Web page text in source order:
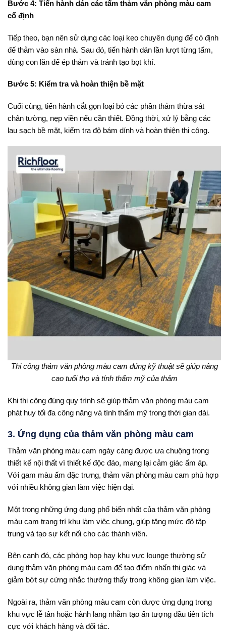
Bước 4: Tiến hành dán các tấm thảm văn phòng màu cam
cố định
Tiếp theo, bạn nên sử dụng các loại keo chuyên dụng để có định
đế thảm vào sàn nhà. Sau đó, tiến hành dán lần lượt từng tấm,
dùng con lăn để ép thảm và tránh tạo bọt khí.
Bước 5: Kiểm tra và hoàn thiện bề mặt
Cuối cùng, tiến hành cắt gọn loại bỏ các phần thảm thừa sát
chân tường, nẹp viền nếu cần thiết. Đồng thời, xử lý bằng các
lau sạch bề mặt, kiểm tra độ bám dính và hoàn thiện thi công.
Thi công thảm văn phòng màu cam đúng kỹ thuật sẽ giúp nâng
cao tuổi thọ và tính thẩm mỹ của thảm
Khi thi công đúng quy trình sẽ giúp thảm văn phòng màu cam
phát huy tối đa công năng và tính thẩm mỹ trong thời gian dài.
3. Ứng dụng của thảm văn phòng màu cam
Thảm văn phòng màu cam ngày càng được ưa chuộng trong
thiết kế nội thất vì thiết kế độc đáo, mang lại cảm giác ấm áp.
Với gam màu ấm đặc trưng, thảm văn phòng màu cam phù hợp
với nhiều không gian làm việc hiện đại.
Một trong những ứng dụng phổ biến nhất của thảm văn phòng
màu cam trang trí khu làm việc chung, giúp tăng mức độ tập
trung và tạo sự kết nối cho các thành viên.
Bên cạnh đó, các phòng họp hay khu vực lounge thường sử
dụng thảm văn phòng màu cam để tạo điểm nhấn thị giác và
giảm bớt sự cứng nhắc thường thấy trong không gian làm việc.
Ngoài ra, thảm văn phòng màu cam còn được ứng dụng trong
khu vực lễ tân hoặc hành lang nhằm tạo ấn tượng đầu tiên tích
cực với khách hàng và đối tác.